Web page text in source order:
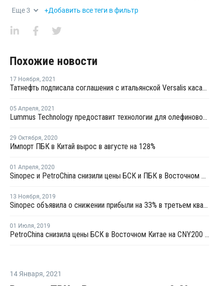
Еще3 +Добавить все теги в фильтр
Похожие новости
17 Ноября, 2021
Татнефть подписала соглашения с итальянской Versalis касательно выпуска каучуков
05 Апреля, 2021
Lummus Technology предоставит технологии для олефинового комплекса НКНХ
29 Октября, 2020
Импорт ПБК в Китай вырос в августе на 128%
01 Апреля, 2020
Sinopec и PetroChina снизили цены БСК и ПБК в Восточном Китае
13 Ноября, 2019
Sinopec объявила о снижении прибыли на 33% в третьем квартале
01 Июля, 2019
PetroChina снизила цены БСК в Восточном Китае на CNY200 за тонну
14 Января, 2021